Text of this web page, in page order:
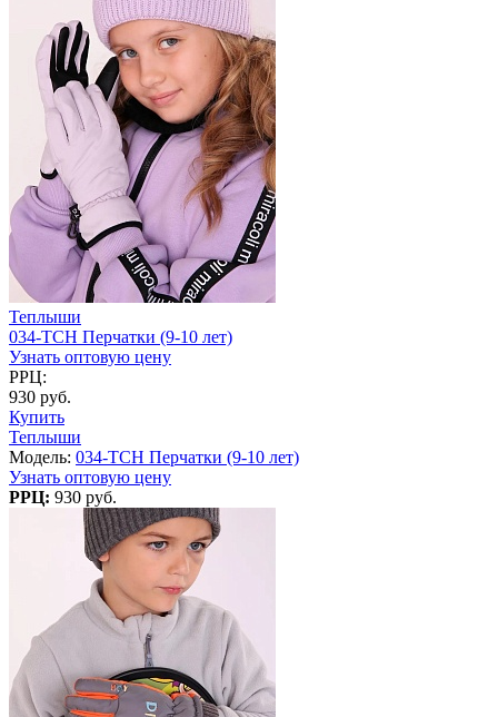
Теплыши
034-TCH Перчатки (9-10 лет)
Узнать оптовую цену
РРЦ:
930 руб.
Купить
Теплыши
Модель: 034-TCH Перчатки (9-10 лет)
Узнать оптовую цену
РРЦ: 930 руб.